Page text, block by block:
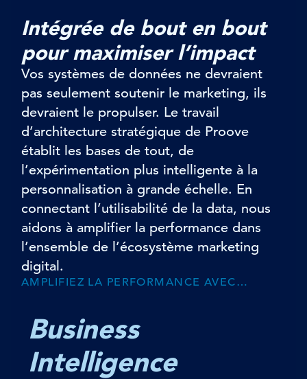
Intégrée de bout en bout
pour maximiser l’impact
Vos systèmes de données ne devraient
pas seulement soutenir le marketing, ils
devraient le propulser. Le travail
d’architecture stratégique de Proove
établit les bases de tout, de
l’expérimentation plus intelligente à la
personnalisation à grande échelle. En
connectant l’utilisabilité de la data, nous
aidons à amplifier la performance dans
l’ensemble de l’écosystème marketing
digital.
AMPLIFIEZ LA PERFORMANCE AVEC…
Business
Intelligence